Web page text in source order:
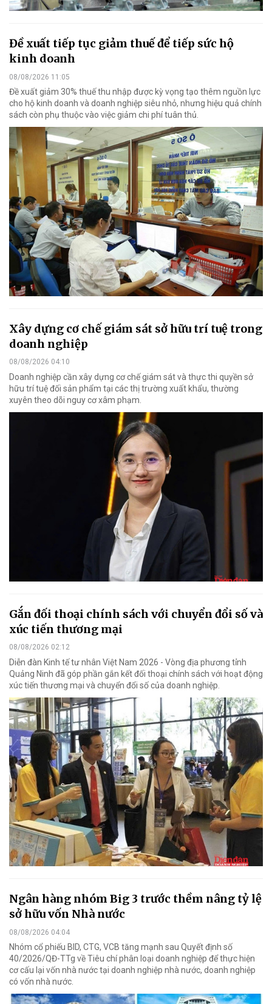
Đề xuất tiếp tục giảm thuế để tiếp sức hộ
kinh doanh
08/08/2026 11:05
Đề xuất giảm 30% thuế thu nhập được kỳ vọng tạo thêm nguồn lực
cho hộ kinh doanh và doanh nghiệp siêu nhỏ, nhưng hiệu quả chính
sách còn phụ thuộc vào việc giảm chi phí tuân thủ.
Xây dựng cơ chế giám sát sở hữu trí tuệ trong
doanh nghiệp
08/08/2026 04:10
Doanh nghiệp cần xây dựng cơ chế giám sát và thực thi quyền sở
hữu trí tuệ đối sản phẩm tại các thị trường xuất khẩu, thường
xuyên theo dõi nguy cơ xâm phạm.
Gắn đối thoại chính sách với chuyển đổi số và
xúc tiến thương mại
08/08/2026 02:12
Diễn đàn Kinh tế tư nhân Việt Nam 2026 - Vòng địa phương tỉnh
Quảng Ninh đã góp phần gắn kết đối thoại chính sách với hoạt động
xúc tiến thương mại và chuyển đổi số của doanh nghiệp.
Ngân hàng nhóm Big 3 trước thềm nâng tỷ lệ
sở hữu vốn Nhà nước
08/08/2026 04:04
Nhóm cổ phiếu BID, CTG, VCB tăng mạnh sau Quyết định số
40/2026/QĐ-TTg về Tiêu chí phân loại doanh nghiệp để thực hiện
cơ cấu lại vốn nhà nước tại doanh nghiệp nhà nước, doanh nghiệp
có vốn nhà nước.